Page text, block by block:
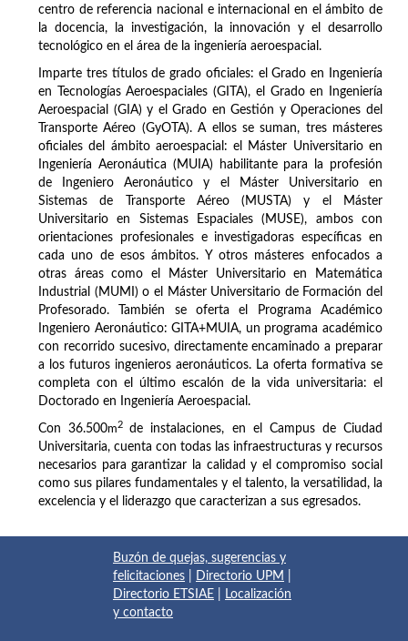
centro de referencia nacional e internacional en el ámbito de
la docencia, la investigación, la innovación y el desarrollo
tecnológico en el área de la ingeniería aeroespacial.
Imparte tres títulos de grado oficiales: el Grado en Ingeniería
en Tecnologías Aeroespaciales (GITA), el Grado en Ingeniería
Aeroespacial (GIA) y el Grado en Gestión y Operaciones del
Transporte Aéreo (GyOTA). A ellos se suman, tres másteres
oficiales del ámbito aeroespacial: el Máster Universitario en
Ingeniería Aeronáutica (MUIA) habilitante para la profesión
de Ingeniero Aeronáutico y el Máster Universitario en
Sistemas de Transporte Aéreo (MUSTA) y el Máster
Universitario en Sistemas Espaciales (MUSE), ambos con
orientaciones profesionales e investigadoras específicas en
cada uno de esos ámbitos. Y otros másteres enfocados a
otras áreas como el Máster Universitario en Matemática
Industrial (MUMI) o el Máster Universitario de Formación del
Profesorado. También se oferta el Programa Académico
Ingeniero Aeronáutico: GITA+MUIA, un programa académico
con recorrido sucesivo, directamente encaminado a preparar
a los futuros ingenieros aeronáuticos. La oferta formativa se
completa con el último escalón de la vida universitaria: el
Doctorado en Ingeniería Aeroespacial.
Con 36.500m2
de instalaciones, en el Campus de Ciudad
Universitaria, cuenta con todas las infraestructuras y recursos
necesarios para garantizar la calidad y el compromiso social
como sus pilares fundamentales y el talento, la versatilidad, la
excelencia y el liderazgo que caracterizan a sus egresados.
Buzón de quejas, sugerencias y
felicitaciones
Directorio UPM
Directorio ETSIAE
Localización
y contacto